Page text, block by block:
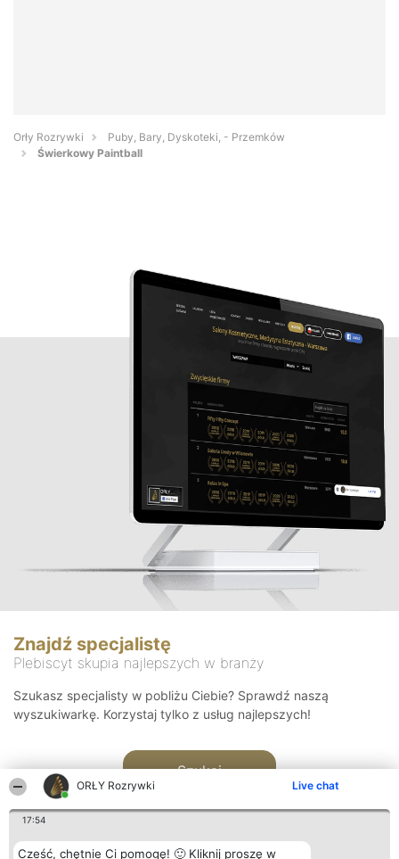
ORŁY Rozrywki Live chat
17:54
Cześć, chętnie Ci pomogę! 🙂 Kliknij proszę w
Orły Rozrywki
Puby, Bary, Dyskoteki, - Przemków
Świerkowy Paintball
Znajdź specjalistę
Plebiscyt skupia najlepszych w branży
Szukasz specjalisty w pobliżu Ciebie? Sprawdź naszą
wyszukiwarkę. Korzystaj tylko z usług najlepszych!
Szukaj